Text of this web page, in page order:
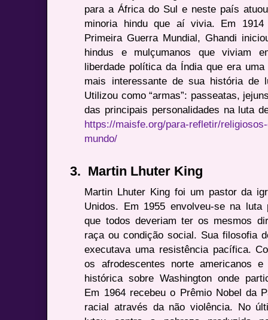
para a África do Sul e neste país
minoria hindu que aí vivia. Em
Primeira Guerra Mundial, Ghandi
hindus e mulçumanos que viviam
liberdade política da Índia que era
mais interessante de sua história de
Utilizou como “armas”: passeatas,
das principais personalidades na luta
https://maisfe.org/para-refletir/
mundo/
3. Martin Lhuter King
Martin Lhuter King foi um pastor da
Unidos. Em 1955 envolveu-se na luta
que todos deveriam ter os mesmos
raça ou condição social. Sua filosofia
executava uma resistência pacífica.
os afrodescentes norte americanos
histórica sobre Washington onde
Em 1964 recebeu o Prêmio Nobel da
racial através da não violência. No